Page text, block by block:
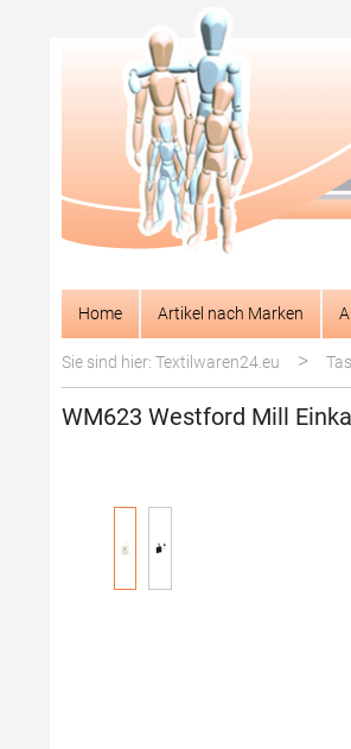
Zur Hauptnavigation springen
Home Artikel nach Marken
Sie sind hier: Textilwaren24.eu >
WM623 Westford Mill